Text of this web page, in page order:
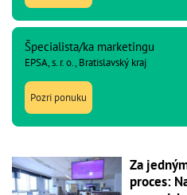
Špecialista/ka marketingu
EPSA, s. r. o., Bratislavský kraj
Pozri ponuku
Za
proces: